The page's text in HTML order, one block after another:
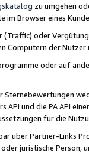
zu umgehen
im Browser eines
(Traffic) oder
Computern der
oder auf
Sternebewertungen
API und die PA API
für die
über Partner-Links
juristische